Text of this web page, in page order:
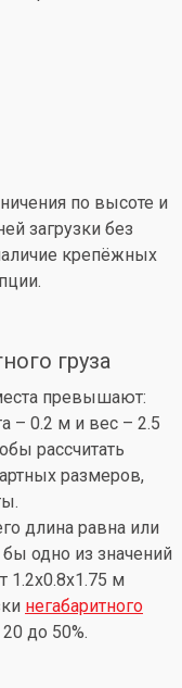
по высоте и
загрузки без
крепёжных
груза
превышают:
– 0.2 м и вес – 2.5
рассчитать
размеров,
длина равна или
одно из значений
м
негабаритного
до 50%.